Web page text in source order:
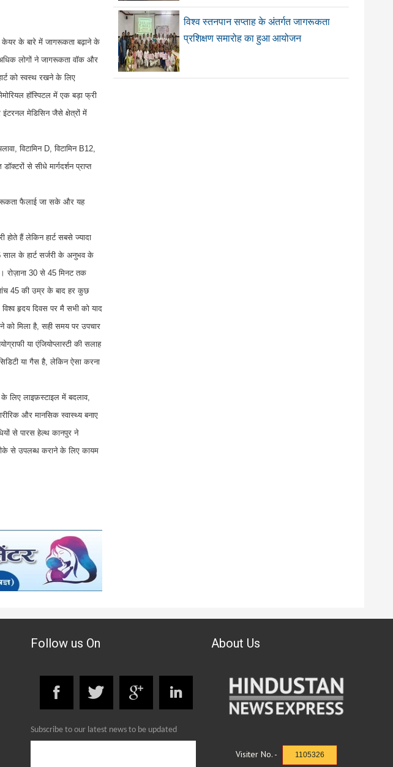
केयर के बारे में जागरूकता बढ़ाने के
लोगों ने जागरूकता वॉक और
को स्वस्थ रखने के लिए
हॉस्पिटल में एक बड़ा फ्री
इंटरनल मेडिसिन जैसे क्षेत्रों में
विटामिन D, विटामिन B12,
से सीधे मार्गदर्शन प्राप्त
फैलाई जा सके और यह
हैं लेकिन हार्ट सबसे ज्यादा
साल के हार्ट सर्जरी के अनुभव के
रोज़ाना 30 से 45 मिनट तक
45 की उम्र के बाद हर कुछ
हृदय दिवस पर मै सभी को याद
को मिला है, सही समय पर उपचार
या एंजियोप्लास्टी की सलाह
या गैस है, लेकिन ऐसा करना
लिए लाइफ़स्टाइल में बदलाव,
और मानसिक स्वास्थ्य बनाए
से पारस हेल्थ कानपुर ने
से उपलब्ध कराने के लिए कायम
विश्व स्तनपान सप्ताह के अंतर्गत जागरूकता
प्रशिक्षण समारोह का हुआ आयोजन
Follow us On About Us
Subscribe to our latest news to be updated
Visiter No. - 1105326